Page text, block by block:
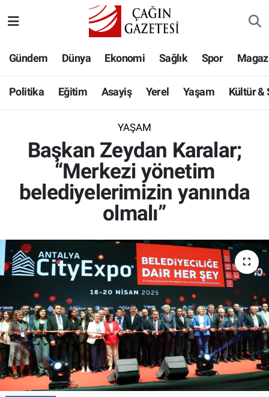
Gündem Dünya Ekonomi Sağlık Spor
Politika Eğitim Asayiş Yerel Yaşam Kültür &
YAŞAM
Başkan Zeydan Karalar;
“Merkezi yönetim
belediyelerimizin yanında
olmalı”
Eğitim
Asayiş
Yaşam
Kültür & Sanat
Köşe Yazıları
Röportaj
Video Galeri
Hava Durumu
Namaz Vakitleri
Süper Lig Puan Durumu ve Fikstür
Tüm Manşetler
Haber Arşivi